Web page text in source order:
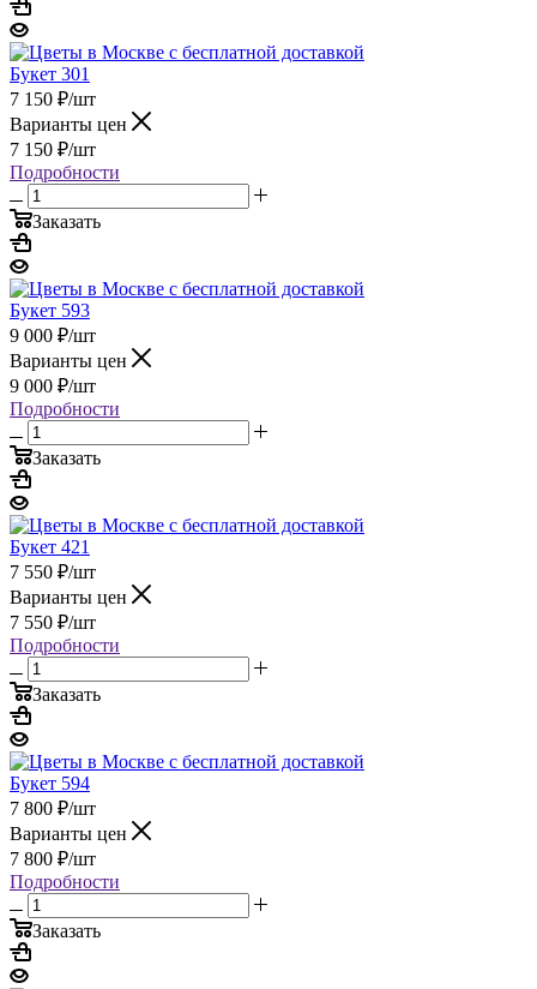
Букет 301
7 150 ₽/шт
Варианты цен
7 150 ₽/шт
Подробности
Заказать
Букет 593
9 000 ₽/шт
Варианты цен
9 000 ₽/шт
Подробности
Заказать
Букет 421
7 550 ₽/шт
Варианты цен
7 550 ₽/шт
Подробности
Заказать
Букет 594
7 800 ₽/шт
Варианты цен
7 800 ₽/шт
Подробности
Заказать